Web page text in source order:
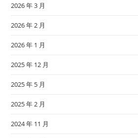
2026 年 3 月
2026 年 2 月
2026 年 1 月
2025 年 12 月
2025 年 5 月
2025 年 2 月
2024 年 11 月